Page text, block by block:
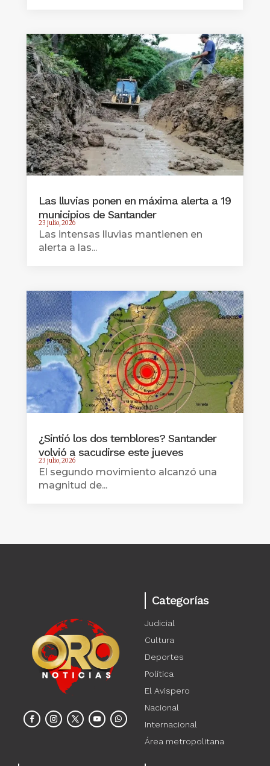
Las lluvias ponen en máxima alerta a 19
municipios de Santander
23 julio, 2026
Las intensas lluvias mantienen en
alerta a las...
¿Sintió los dos temblores? Santander
volvió a sacudirse este jueves
23 julio, 2026
El segundo movimiento alcanzó una
magnitud de...
Categorías
Judicial
Cultura
Deportes
Política
El Avispero
Nacional
Internacional
Área metropolitana